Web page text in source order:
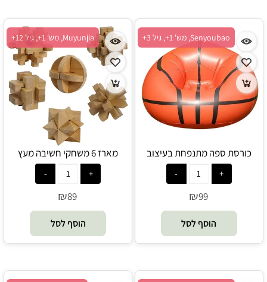
Senyoubao, מש' 1+, גיל 3+
כורסת ספה מתנפחת בעיצוב
כדורסל - Senyoubao
₪99
הוסף לסל
Muyunjia, מש' 1+, גיל 12+
מארז 6 משחקי חשיבה מעץ
(למבוגרים) - Muyunjia
₪89
הוסף לסל